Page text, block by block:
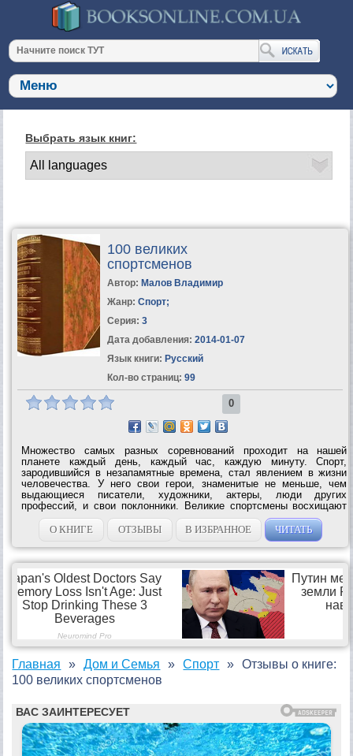
Выбрать язык книг:
100 великих
спортсменов
Автор: Малов Владимир
Жанр: Спорт;
Серия: 3
Дата добавления: 2014-01-07
Язык книги: Русский
Кол-во страниц: 99
0
Множество самых разных соревнований проходит на нашей
планете каждый день, каждый час, каждую минуту. Спорт,
зародившийся в незапамятные времена, стал явлением в жизни
человечества. У него свои герои, знаменитые не меньше, чем
выдающиеся писатели, художники, актеры, люди других
профессий, и свои поклонники. Великие спортсмены восхищают
своих поклонников не книгами, картинами, ролями, научными
открытиями, инженерными или...
О КНИГЕ ОТЗЫВЫ В ИЗБРАННОЕ ЧИТАТЬ
Главная Дом и Семья Спорт
Отзывы о книге:
100 великих спортсменов